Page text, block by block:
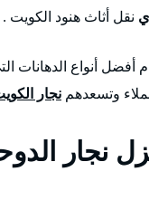
نقل أثاث هنود الكويت .
أنواع الدهانات
وتسعدهم نجار
نجار